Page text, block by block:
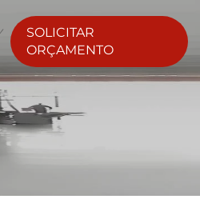
SOLICITAR
ORÇAMENTO